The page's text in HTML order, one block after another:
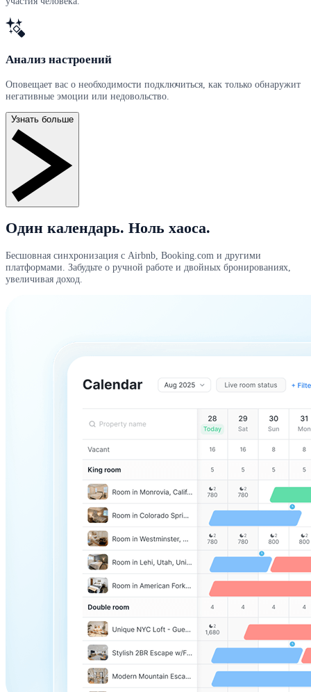
Анализ настроений
Оповещает вас о необходимости подключиться, как только обнаружит
негативные эмоции или недовольство.
Узнать больше
Один календарь. Ноль хаоса.
Бесшовная синхронизация с Airbnb, Booking.com и другими
платформами. Забудьте о ручной работе и двойных бронированиях,
увеличивая доход.